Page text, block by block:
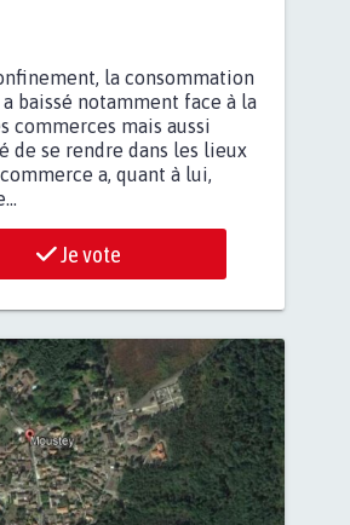
la consommation
baissé notamment face à la
commerces mais aussi
de se rendre dans les lieux
a, quant à lui,
Je vote